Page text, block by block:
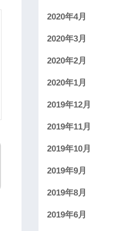
2020年4月
2020年3月
2020年2月
2020年1月
2019年12月
2019年11月
2019年10月
2019年9月
2019年8月
2019年6月